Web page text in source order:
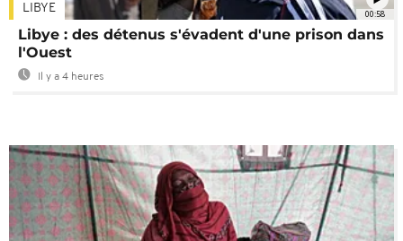
00:58
LIBYE
Libye : des détenus s'évadent d'une prison dans
l'Ouest
Il y a 4 heures